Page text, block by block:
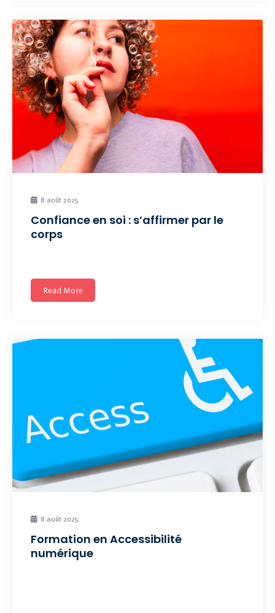
8 août 2025
Confiance en soi : s’affirmer par le
corps
Read More
8 août 2025
Formation en Accessibilité
numérique